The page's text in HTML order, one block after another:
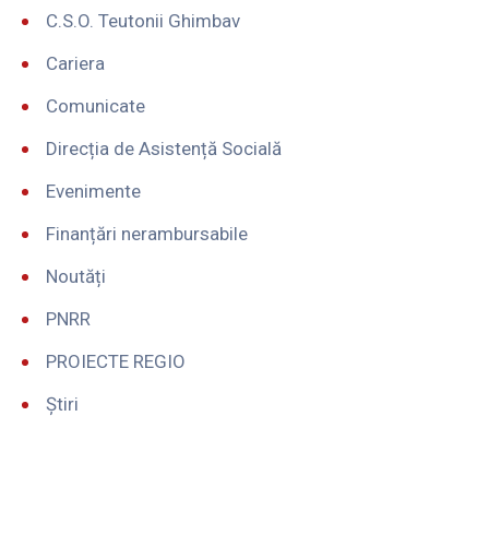
C.S.O. Teutonii Ghimbav
Cariera
Comunicate
Direcția de Asistență Socială
Evenimente
Finanțări nerambursabile
Noutăți
PNRR
PROIECTE REGIO
Știri